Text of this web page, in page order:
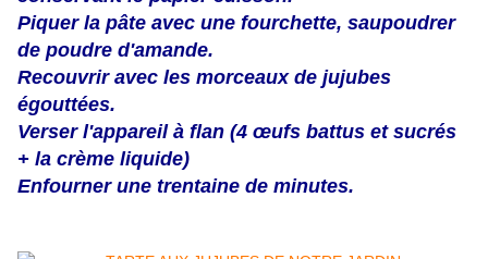
Piquer la pâte avec une fourchette, saupoudrer
de poudre d'amande.
Recouvrir avec les morceaux de jujubes
égouttées.
Verser l'appareil à flan (4 œufs battus et sucrés
+ la crème liquide)
Enfourner une trentaine de minutes.